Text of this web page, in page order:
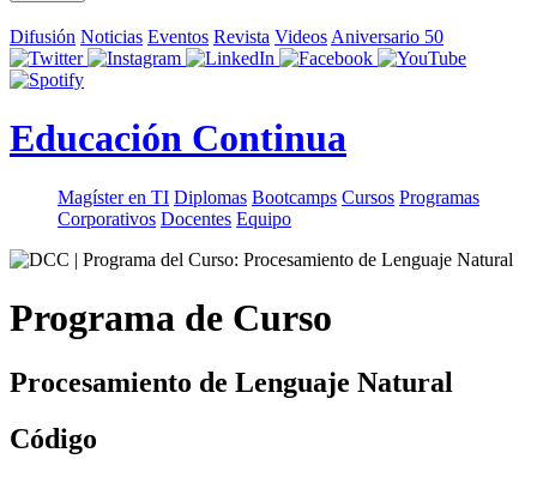
Difusión Noticias Eventos Revista Videos Aniversario 50
Educación Continua
Magíster en TI Diplomas Bootcamps Cursos Programas
Corporativos Docentes Equipo
Programa de Curso
Procesamiento de Lenguaje Natural
Código